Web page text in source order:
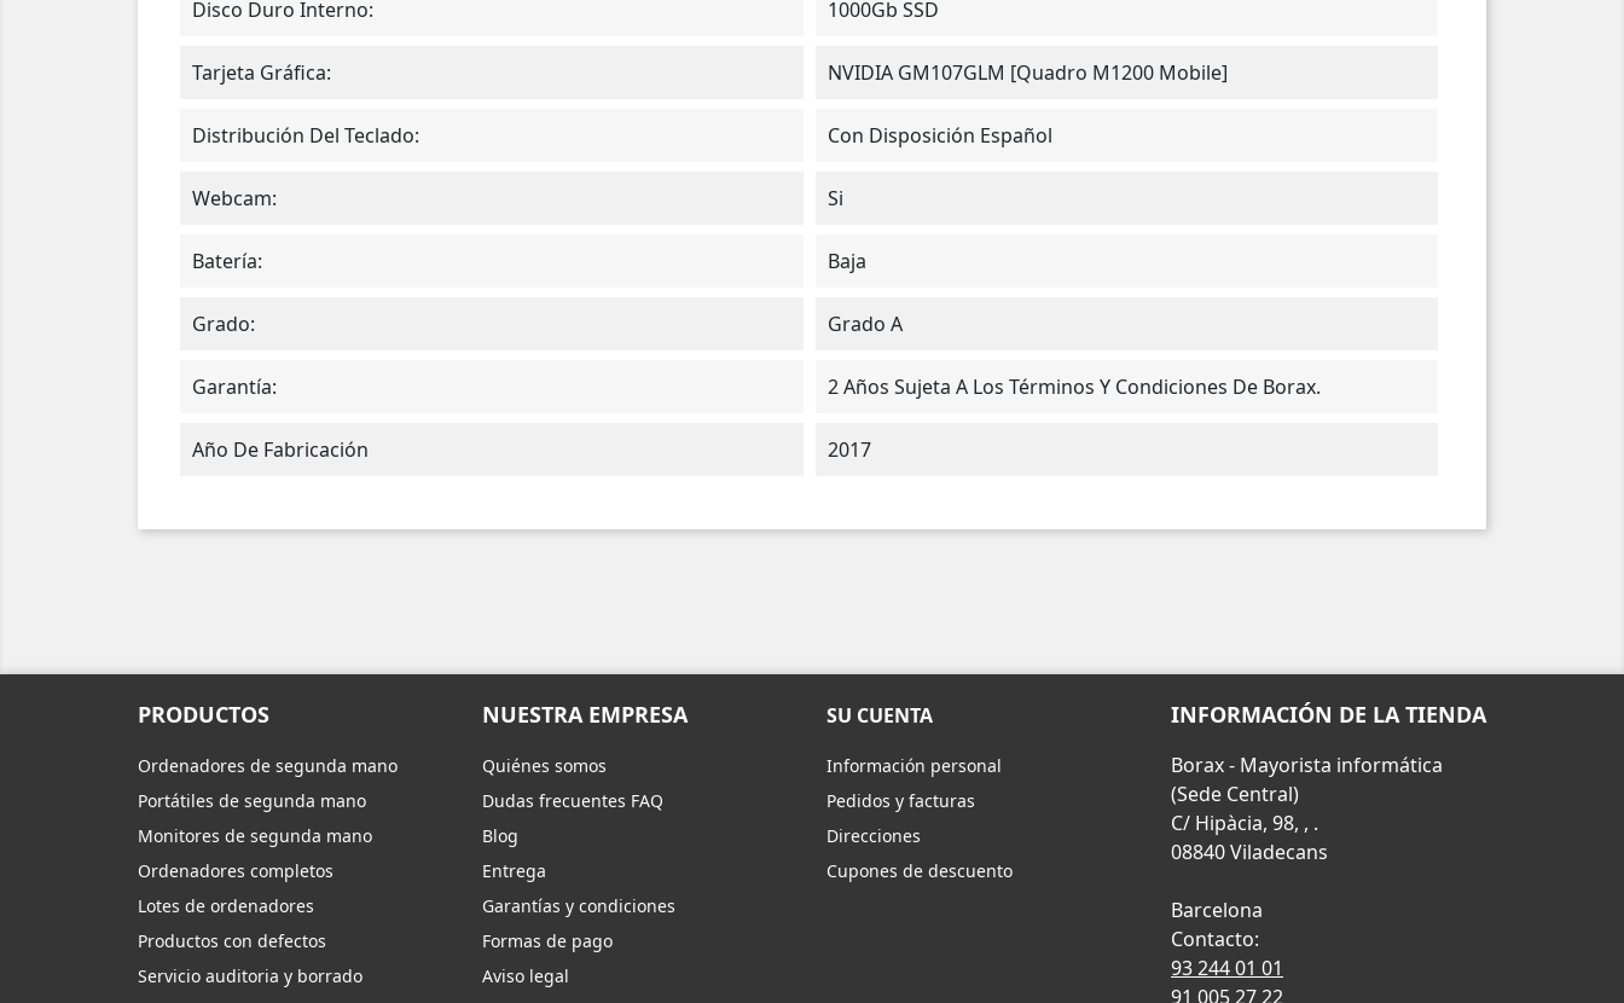
Disco Duro Interno: 1000Gb SSD
Tarjeta Gráfica: NVIDIA GM107GLM [Quadro M1200 Mobile]
Distribución Del Teclado: Con Disposición Español
Webcam: Si
Batería: Baja
Grado: Grado A
Garantía: 2 Años Sujeta A Los Términos Y Condiciones De Borax.
Año De Fabricación 2017
PRODUCTOS
Ordenadores de segunda mano
Portátiles de segunda mano
Monitores de segunda mano
Ordenadores completos
Lotes de ordenadores
Productos con defectos
Servicio auditoria y borrado
NUESTRA EMPRESA
Quiénes somos
Dudas frecuentes FAQ
Blog
Entrega
Garantías y condiciones
Formas de pago
Aviso legal
SU CUENTA
Información personal
Pedidos y facturas
Direcciones
Cupones de descuento
INFORMACIÓN DE LA TIENDA
Borax - Mayorista informática
(Sede Central)
C/ Hipàcia, 98, , .
08840 Viladecans
Barcelona
Contacto:
93 244 01 01
91 005 27 22